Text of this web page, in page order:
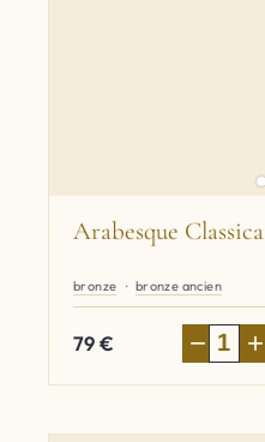
Arabesque Classica
bronze bronze ancien
79€ − +